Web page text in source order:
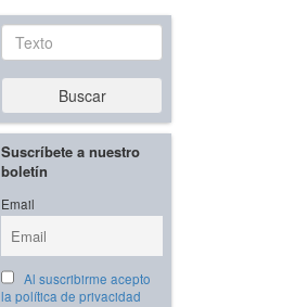
Texto
Buscar
Suscríbete a nuestro
boletín
Email
Al suscribirme acepto
la política de privacidad